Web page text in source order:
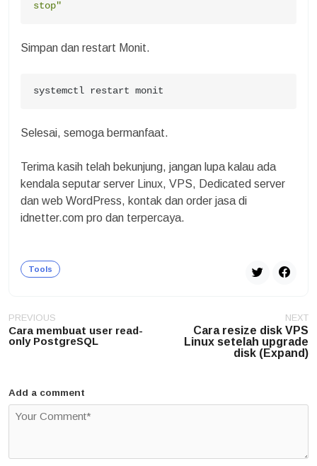
stop"
Simpan dan restart Monit.
systemctl restart monit
Selesai, semoga bermanfaat.
Terima kasih telah bekunjung, jangan lupa kalau ada
kendala seputar server Linux, VPS, Dedicated server
dan web WordPress, kontak dan order jasa di
idnetter.com pro dan terpercaya.
Tools
Post
navigation
PREVIOUS
Cara membuat user read-
only PostgreSQL
NEXT
Cara resize disk VPS
Linux setelah upgrade
disk (Expand)
Add a comment